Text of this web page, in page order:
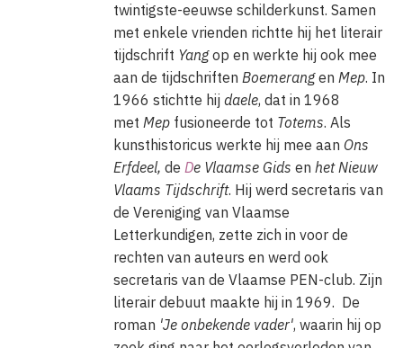
twintigste-eeuwse schilderkunst. Samen
met enkele vrienden richtte hij het literair
tijdschrift Yangop en werkte hij ook mee
aan de tijdschriften Boemerangen Mep. In
1966 stichtte hij daele, dat in 1968
met Mep fusioneerde tot Totems. Als
kunsthistoricus werkte hij mee aan Ons
Erfdeel, de De Vlaamse Gids en het Nieuw
Vlaams Tijdschrift. Hij werd secretaris van
de Vereniging van Vlaamse
Letterkundigen, zette zich in voor de
rechten van auteurs en werd ook
secretaris van de Vlaamse PEN-club. Zijn
literair debuut maakte hij in 1969. De
roman 'Je onbekende vader', waarin hij op